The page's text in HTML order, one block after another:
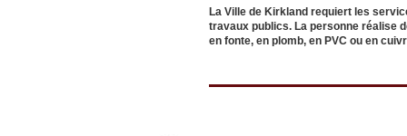
La Ville de Kirkland requiert les
travaux publics. La personne réalise
en fonte, en plomb, en PVC ou en